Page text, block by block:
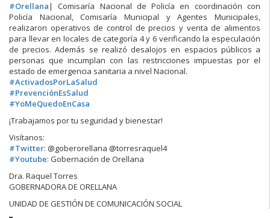
#Orellana| Comisaría Nacional de Policía en coordinación con
Policía Nacional, Comisaría Municipal y Agentes Municipales,
realizaron operativos de control de precios y venta de alimentos
para llevar en locales de categoría 4 y 6 verificando la especulación
de precios. Además se realizó desalojos en espacios públicos a
personas que incumplan con las restricciones impuestas por el
estado de emergencia sanitaria a nivel Nacional.
#ActivadosPorLaSalud
#PrevenciónEsSalud
#YoMeQuedoEnCasa
¡Trabajamos por tu seguridad y bienestar!
Visítanos:
#Twitter: @goberorellana @torresraquel4
#Youtube: Gobernación de Orellana
Dra. Raquel Torres
GOBERNADORA DE ORELLANA
UNIDAD DE GESTIÓN DE COMUNICACIÓN SOCIAL